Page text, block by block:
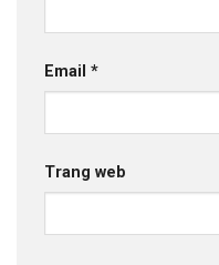
Email *
Trang web